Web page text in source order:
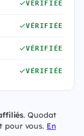
VÉRIFIÉE
VÉRIFIÉE
VÉRIFIÉE
VÉRIFIÉE
. Quodat
pour vous. En